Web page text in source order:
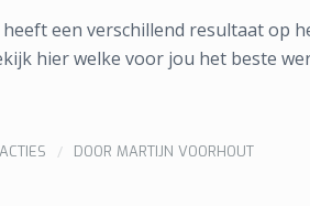
een verschillend resultaat op
hier welke voor jou het beste
/ DOORMARTIJN VOORHOUT